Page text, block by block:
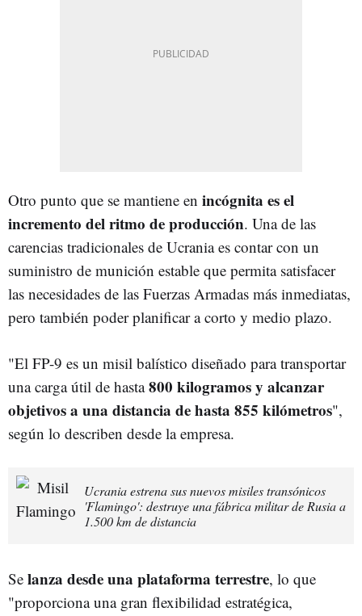
Otro punto que se mantiene en incógnita es el
incremento del ritmo de producción. Una de las
carencias tradicionales de Ucrania es contar con un
suministro de munición estable que permita satisfacer
las necesidades de las Fuerzas Armadas más inmediatas,
pero también poder planificar a corto y medio plazo.
"El FP-9 es un misil balístico diseñado para transportar
una carga útil de hasta800 kilogramos y alcanzar
objetivos a una distancia de hasta 855 kilómetros",
según lo describen desde la empresa.
Ucrania estrena sus nuevos misiles transónicos
'Flamingo': destruye una fábrica militar de Rusia a
1.500 km de distancia
Se lanza desde una plataforma terrestre, lo que
"proporciona una gran flexibilidad estratégica,